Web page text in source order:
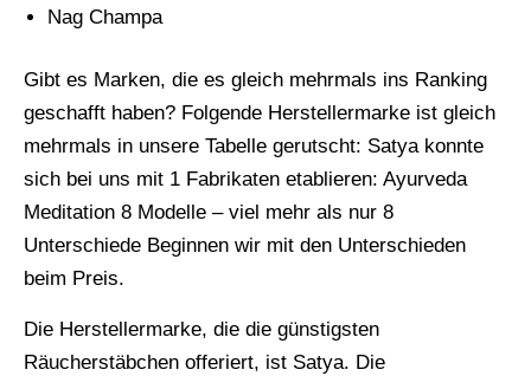
Nag Champa
Gibt es Marken, die es gleich mehrmals ins Ranking
geschafft haben? Folgende Herstellermarke ist gleich
mehrmals in unsere Tabelle gerutscht: Satya konnte
sich bei uns mit 1 Fabrikaten etablieren: Ayurveda
Meditation 8 Modelle – viel mehr als nur 8
Unterschiede Beginnen wir mit den Unterschieden
beim Preis.
Die Herstellermarke, die die günstigsten
Räucherstäbchen offeriert, ist Satya. Die